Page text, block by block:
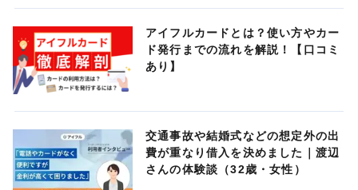
アイフルカードとは？使い方やカー
ド発行までの流れを解説！【口コミ
あり】
交通事故や結婚式などの想定外の出
費が重なり借入を決めました｜渡辺
さんの体験談（32歳・女性）